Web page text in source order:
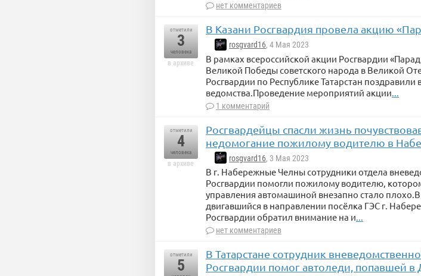
нет комментариев
отметили
3
человека
в архиве
В Казани Росгвардия провела акцию
rosgvard16, 4 Мая 2023
В рамках всероссийской акции Росгвардии
Великой Победы советского народа в Великой
Росгвардии по Республике Татарстан
ведомства.Проведение мероприятий акции
1 комментарий
отметили
4
человека
в архиве
Росгвардейцы спасли жизнь
недомогание пожилому водителю в
rosgvard16, 3 Мая 2023
В г. Набережные Челны сотрудники отдела
Росгвардии помогли пожилому водителю,
управления автомашиной внезапно стало
двигавшийся в направлении посёлка ГЭС г.
Росгвардии обратил внимание на и...
нет комментариев
отметили
5
В Татарстане сотрудник
Росгвардии помог автоледи, попавшей в